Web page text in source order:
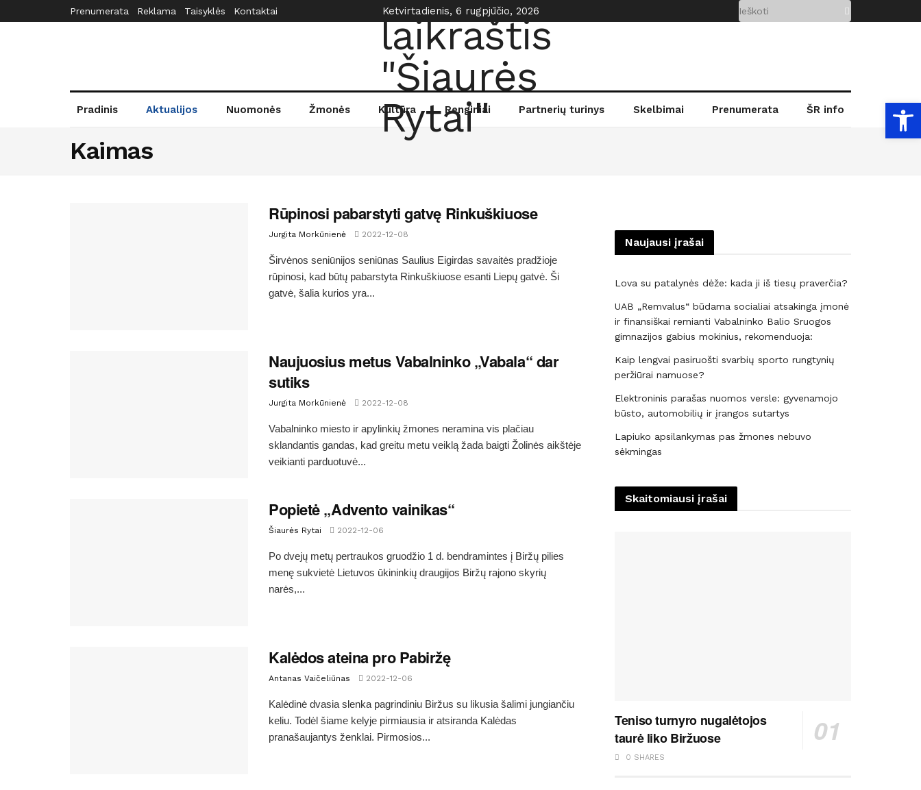
Prenumerata Reklama Taisyklės Kontaktai Ketvirtadienis, 6 rugpjūčio, 2026
Pradinis Aktualijos Nuomonės Žmonės Kultūra Renginiai Partnerių turinys Skelbimai Prenumerata ŠR info
Kaimas
Rūpinosi pabarstyti gatvę Rinkuškiuose
Jurgita Morkūnienė 2022-12-08
Širvėnos seniūnijos seniūnas Saulius Eigirdas savaitės pradžioje
rūpinosi, kad būtų pabarstyta Rinkuškiuose esanti Liepų gatvė. Ši
gatvė, šalia kurios yra...
Naujuosius metus Vabalninko „Vabala“ dar
sutiks
Jurgita Morkūnienė 2022-12-08
Vabalninko miesto ir apylinkių žmones neramina vis plačiau
sklandantis gandas, kad greitu metu veiklą žada baigti Žolinės aikštėje
veikianti parduotuvė...
Popietė „Advento vainikas“
Šiaurės Rytai 2022-12-06
Po dvejų metų pertraukos gruodžio 1 d. bendramintes į Biržų pilies
menę sukvietė Lietuvos ūkininkių draugijos Biržų rajono skyrių
narės,...
Kalėdos ateina pro Pabiržę
Antanas Vaičeliūnas 2022-12-06
Kalėdinė dvasia slenka pagrindiniu Biržus su likusia šalimi jungiančiu
keliu. Todėl šiame kelyje pirmiausia ir atsiranda Kalėdas
pranašaujantys ženklai. Pirmosios...
Naujausi įrašai
Lova su patalynės dėže: kada ji iš tiesų praverčia?
UAB „Remvalus“ būdama socialiai atsakinga įmonė
ir finansiškai remianti Vabalninko Balio Sruogos
gimnazijos gabius mokinius, rekomenduoja:
Kaip lengvai pasiruošti svarbių sporto rungtynių
peržiūrai namuose?
Elektroninis parašas nuomos versle: gyvenamojo
būsto, automobilių ir įrangos sutartys
Lapiuko apsilankymas pas žmones nebuvo
sėkmingas
Skaitomiausi įrašai
Teniso turnyro nugalėtojos
taurė liko Biržuose
0 SHARES